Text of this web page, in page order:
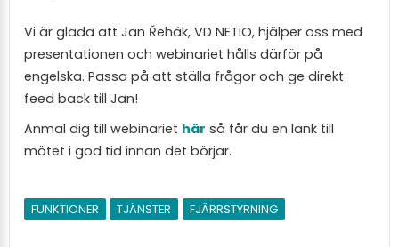
Vi är glada att Jan Řehák, VD NETIO, hjälper oss med
presentationen och webinariet hålls därför på
engelska. Passa på att ställa frågor och ge direkt
feed back till Jan!
Anmäl dig till webinariet här så får du en länk till
mötet i god tid innan det börjar.
FUNKTIONER TJÄNSTER FJÄRRSTYRNING